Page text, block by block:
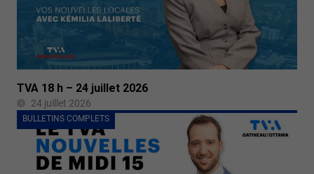
TVA 18 h – 24 juillet 2026
24 juillet 2026
BULLETINS COMPLETS